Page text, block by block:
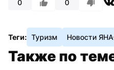
0 0
Теги: Туризм Новости
Также по